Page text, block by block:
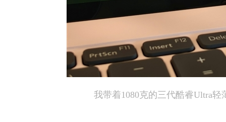
我带着1080克的三代酷睿Ultra